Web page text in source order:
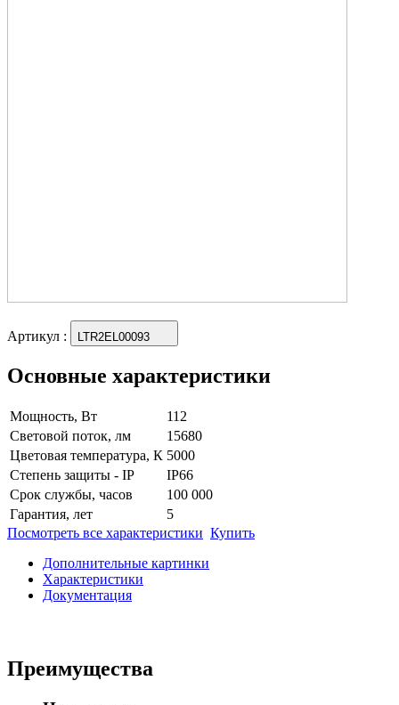
Артикул : LTR2EL00093
Основные характеристики
Мощность, Вт
112
Световой поток, лм
15680
Цветовая температура, К 5000
Степень защиты - IP
IP66
Срок службы, часов
100 000
Гарантия, лет
5
Посмотреть все характеристики Купить
Дополнительные картинки
Характеристики
Документация
Преимущества